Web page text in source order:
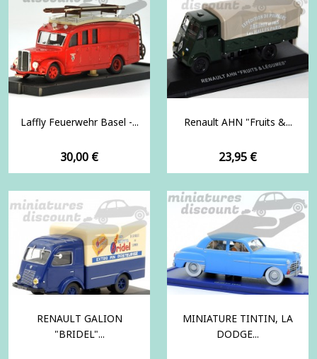
Laffly Feuerwehr Basel -...
Prix
30,00 €
Renault AHN "Fruits &...
Prix
23,95 €
RENAULT GALION
"BRIDEL"...
MINIATURE TINTIN, LA
DODGE...